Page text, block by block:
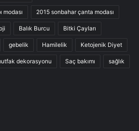
modası 2015 sonbahar çanta modası
Balık Burcu Bitki Çayları
gebelik Hamilelik Ketojenik Diyet
dekorasyonu Saç bakımı sağlık